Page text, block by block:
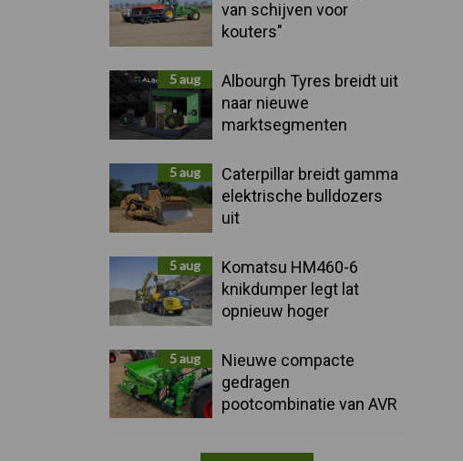
van schijven voor
kouters"
5 aug
Albourgh Tyres breidt uit
naar nieuwe
marktsegmenten
5 aug
Caterpillar breidt gamma
elektrische bulldozers
uit
5 aug
Komatsu HM460-6
knikdumper legt lat
opnieuw hoger
5 aug
Nieuwe compacte
gedragen
pootcombinatie van AVR